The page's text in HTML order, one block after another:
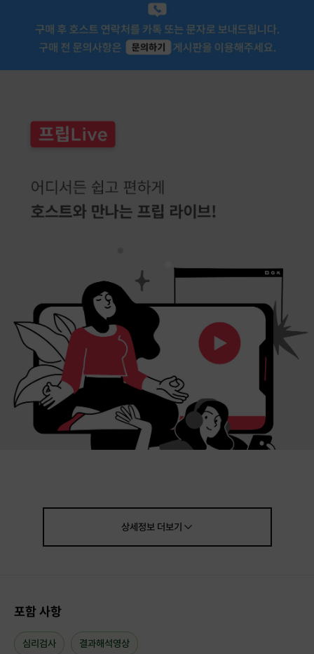
#스포츠심리교육 #스포츠심리검사
#예체능 전공자 #예체능 전공지망생
상세정보더보기
포함 사항
심리검사 결과해석영상